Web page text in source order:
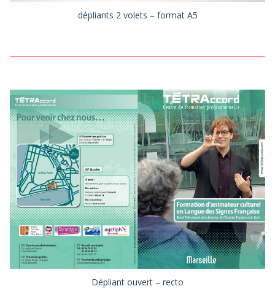
dépliants 2 volets – format A5
Dépliant ouvert – recto